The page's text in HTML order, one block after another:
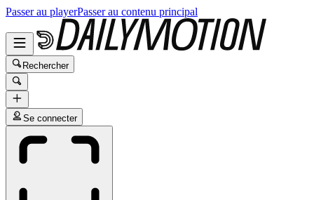
Passer au playerPasser au contenu principal
Rechercher
Se connecter